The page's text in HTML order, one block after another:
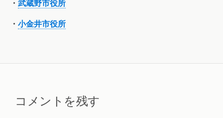
・ 武蔵野市役所
・ 小金井市役所
コメントを残す